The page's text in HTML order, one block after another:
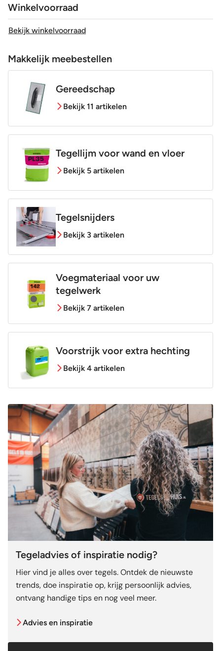
Winkelvoorraad
Bekijk winkelvoorraad
Makkelijk meebestellen
Gereedschap
Bekijk 11 artikelen
Tegellijm voor wand en vloer
Bekijk 5 artikelen
Tegelsnijders
Bekijk 3 artikelen
Voegmateriaal voor uw
tegelwerk
Bekijk 7 artikelen
Voorstrijk voor extra hechting
Bekijk 4 artikelen
Tegeladvies of inspiratie nodig?
Hier vind je alles over tegels. Ontdek de nieuwste
trends, doe inspiratie op, krijg persoonlijk advies,
ontvang handige tips en nog veel meer.
Advies en inspiratie